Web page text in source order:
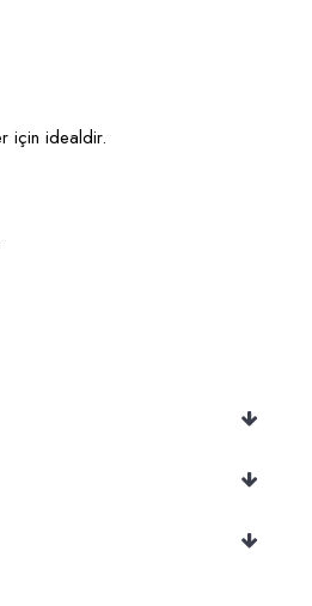
için idealdir.